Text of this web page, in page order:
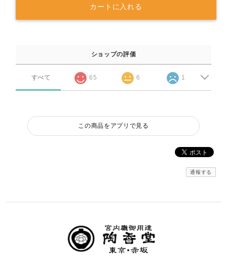
カートに入れる
ショップの評価
すべて 65 6 1
この商品をアプリで見る
通報する